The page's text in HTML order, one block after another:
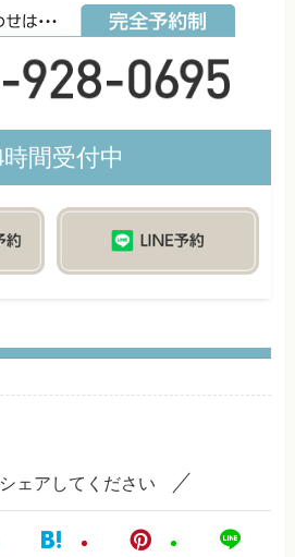
時間受付中
ェアしてください